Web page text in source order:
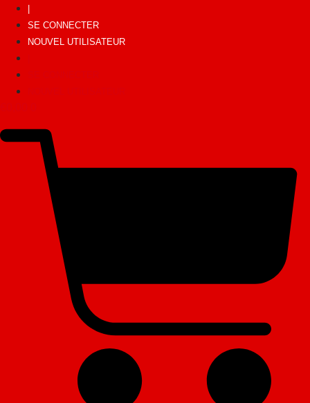
SE CONNECTER
NOUVEL UTILISATEUR